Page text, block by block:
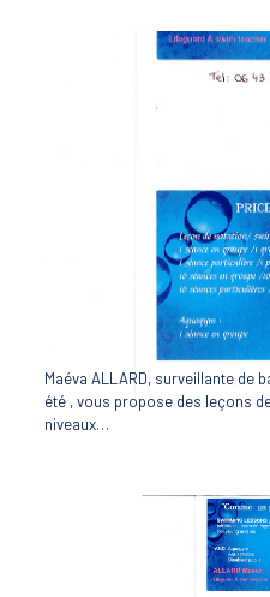
Maéva ALLARD, surveillante de
été , vous propose des leçons
niveaux…